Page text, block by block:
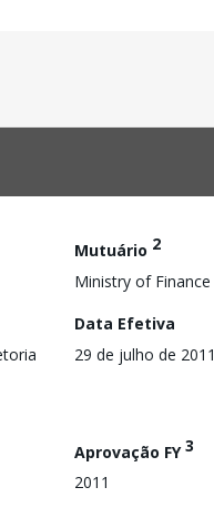
Mutuário 2
Ministry of Finance
Data Efetiva
29 de julho de 2011
Aprovação FY3
2011